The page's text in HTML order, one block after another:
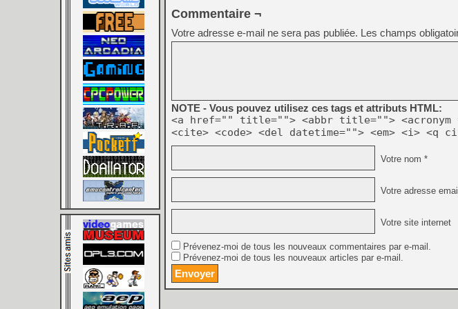
Commentaire ¬
Votre adresse e-mail ne sera pas publiée. Les champs
NOTE - Vous pouvez utilisez ces tags et attributs HTML:
<a href="" title=""> <abbr title="">
<cite> <code> <del datetime=""> <em> <i> <q
Votre nom *
Votre adresse
Votre site internet
Prévenez-moi de tous les nouveaux commentaires par e-mail.
Prévenez-moi de tous les nouveaux articles par e-mail.